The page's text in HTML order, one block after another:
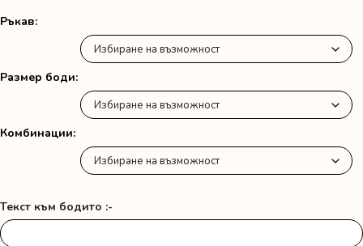
/
31.70 €
Ръкав
Размер боди
Комбинации
Текст към бодито :-